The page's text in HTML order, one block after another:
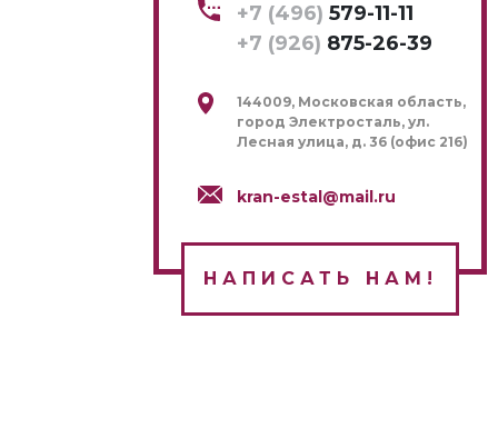
+7 (496) 579-11-11
+7 (926) 875-26-39
144009, Московская область,
город Электросталь, ул.
Лесная улица, д. 36 (офис 216)
kran-estal@mail.ru
НАПИСАТЬ НАМ!